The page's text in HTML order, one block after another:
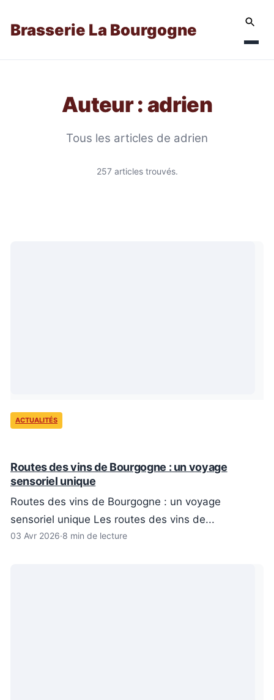
Brasserie La Bourgogne
Auteur : adrien
Tous les articles de adrien
257 articles trouvés.
ACTUALITÉS
Routes des vins de Bourgogne : un voyage
sensoriel unique
Routes des vins de Bourgogne : un voyage
sensoriel unique Les routes des vins de...
03 Avr 2026·8 min de lecture